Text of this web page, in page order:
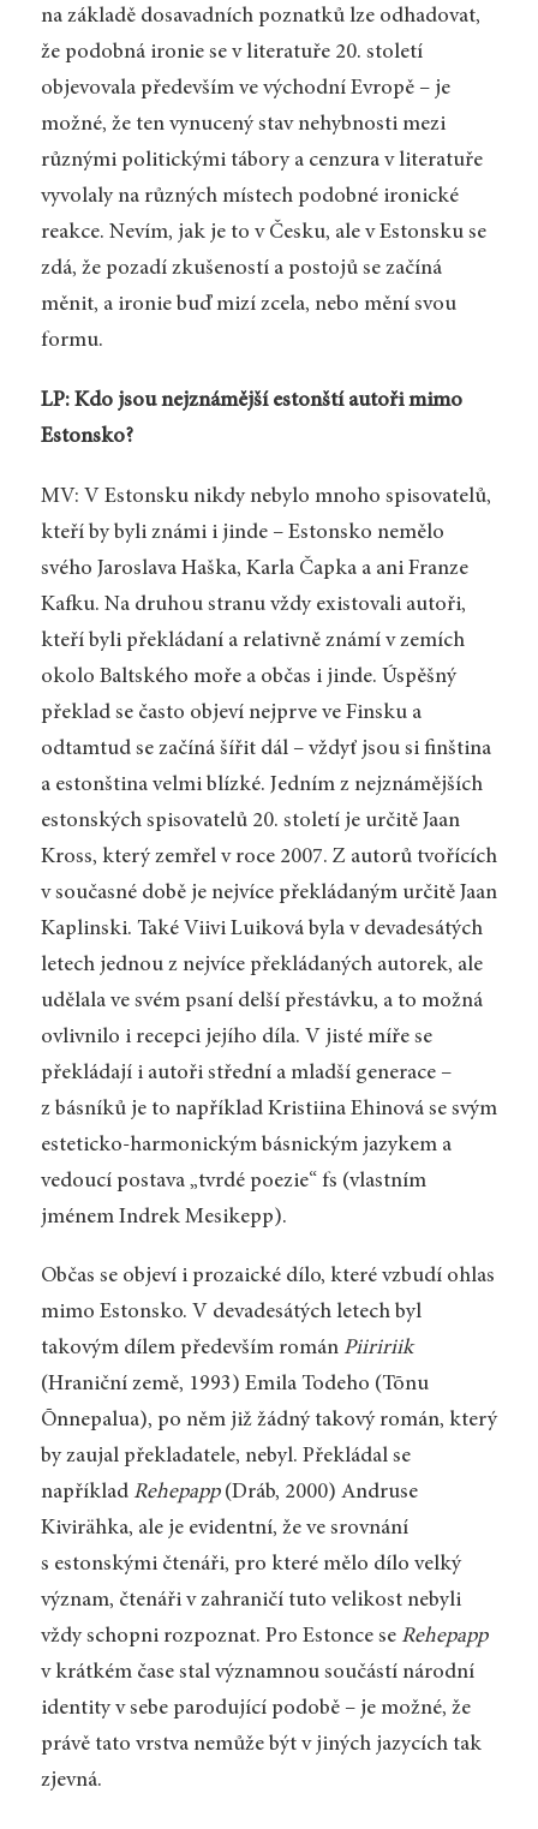
na základě dosavadních poznatků lze odhadovat,
že podobná ironie se v literatuře 20. století
objevovala především ve východní Evropě – je
možné, že ten vynucený stav nehybnosti mezi
různými politickými tábory a cenzura v literatuře
vyvolaly na různých místech podobné ironické
reakce. Nevím, jak je to v Česku, ale v Estonsku se
zdá, že pozadí zkušeností a postojů se začíná
měnit, a ironie buď mizí zcela, nebo mění svou
formu.
LP: Kdo jsou nejznámější estonští autoři mimo
Estonsko?
MV: V Estonsku nikdy nebylo mnoho spisovatelů,
kteří by byli známi i jinde – Estonsko nemělo
svého Jaroslava Haška, Karla Čapka a ani Franze
Kafku. Na druhou stranu vždy existovali autoři,
kteří byli překládaní a relativně známí v zemích
okolo Baltského moře a občas i jinde. Úspěšný
překlad se často objeví nejprve ve Finsku a
odtamtud se začíná šířit dál – vždyť jsou si finština
a estonština velmi blízké. Jedním z nejznámějších
estonských spisovatelů 20. století je určitě Jaan
Kross, který zemřel v roce 2007. Z autorů tvořících
v současné době je nejvíce překládaným určitě Jaan
Kaplinski. Také Viivi Luiková byla v devadesátých
letech jednou z nejvíce překládaných autorek, ale
udělala ve svém psaní delší přestávku, a to možná
ovlivnilo i recepci jejího díla. V jisté míře se
překládají i autoři střední a mladší generace –
z básníků je to například Kristiina Ehinová se svým
esteticko-harmonickým básnickým jazykem a
vedoucí postava „tvrdé poezie“ fs (vlastním
jménem Indrek Mesikepp).
Občas se objeví i prozaické dílo, které vzbudí ohlas
mimo Estonsko. V devadesátých letech byl
takovým dílem především román Piiririik
(Hraniční země, 1993) Emila Todeho (Tõnu
Õnnepalua), po něm již žádný takový román, který
by zaujal překladatele, nebyl. Překládal se
například Rehepapp(Dráb, 2000) Andruse
Kivirähka, ale je evidentní, že ve srovnání
s estonskými čtenáři, pro které mělo dílo velký
význam, čtenáři v zahraničí tuto velikost nebyli
vždy schopni rozpoznat. Pro Estonce se Rehepapp
v krátkém čase stal významnou součástí národní
identity v sebe parodující podobě – je možné, že
právě tato vrstva nemůže být v jiných jazycích tak
zjevná.